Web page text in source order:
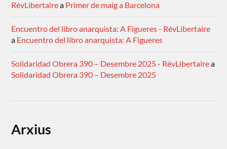
RévLibertairea Primer de maig a Barcelona
Encuentro del libro anarquista: A Figueres - RévLibertaire
a Encuentro del libro anarquista: A Figueres
Solidaridad Obrera 390 – Desembre 2025 - RévLibertairea
Solidaridad Obrera 390 – Desembre 2025
Arxius